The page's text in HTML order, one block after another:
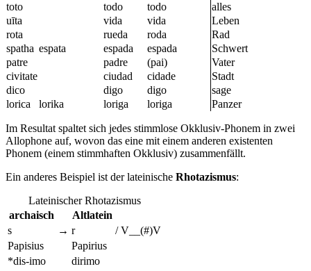
toto
todo todo
alles
uīta
vida vida
Leben
rota
rueda roda
Rad
spatha espata espada espada
Schwert
patre
padre (pai)
Vater
civitate
ciudad cidade
Stadt
dico
digo digo
sage
lorica
lorika loriga loriga Panzer
Im Resultat spaltet sich jedes stimmlose Okklusiv-Phonem in zwei
Allophone auf, wovon das eine mit einem anderen existenten
Phonem (einem stimmhaften Okklusiv) zusammenfällt.
Ein anderes Beispiel ist der lateinische Rhotazismus:
Lateinischer Rhotazismus
archaisch
Altlatein
s
→ r / V__(#)V
Papisius
Papirius
*dis-imo
dirimo